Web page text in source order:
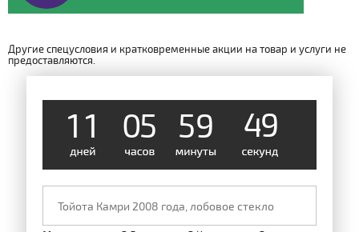
Другие спецусловия и кратковременные акции на товар и услуги не
предоставляются.
1 1 05 59 49